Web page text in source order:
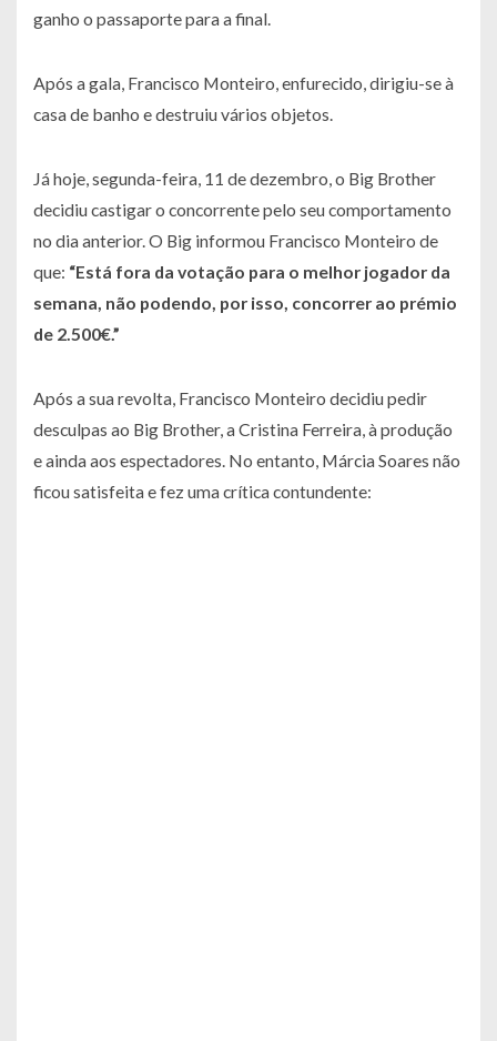
ganho o passaporte para a final.
Após a gala, Francisco Monteiro, enfurecido, dirigiu-se à
casa de banho e destruiu vários objetos.
Já hoje, segunda-feira, 11 de dezembro, o Big Brother
decidiu castigar o concorrente pelo seu comportamento
no dia anterior. O Big informou Francisco Monteiro de
que: “Está fora da votação para o melhor jogador da
semana, não podendo, por isso, concorrer ao prémio
de 2.500€.”
Após a sua revolta, Francisco Monteiro decidiu pedir
desculpas ao Big Brother, a Cristina Ferreira, à produção
e ainda aos espectadores. No entanto, Márcia Soares não
ficou satisfeita e fez uma crítica contundente: